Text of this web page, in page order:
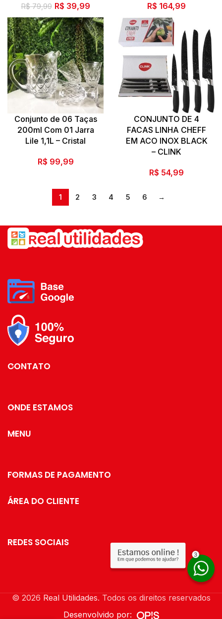
R$79,99 O
preço
original
era:
R$ 79,99.
R$ 39,99O
preço
atual
é:
R$ 39,99.
R$ 164,99
Conjunto de 06 Taças
200ml Com 01 Jarra
Lile 1,1L – Cristal
R$ 99,99
CONJUNTO DE 4
FACAS LINHA CHEFF
EM ACO INOX BLACK
– CLINK
R$ 54,99
1 2 3 4 5 6 →
CONTATO
ONDE ESTAMOS
MENU
FORMAS DE PAGAMENTO
ÁREA DO CLIENTE
REDES SOCIAIS
© 2026 Real Utilidades. Todos os direitos reservados
Desenvolvido por: